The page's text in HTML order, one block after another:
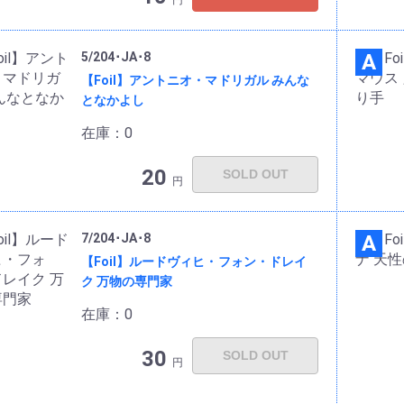
5/204･JA･8
【Foil】アントニオ・マドリガル みんな
となかよし
在庫：0
20 円 SOLD OUT
A
7/204･JA･8
【Foil】ルードヴィヒ・フォン・ドレイ
ク 万物の専門家
在庫：0
30 円 SOLD OUT
A